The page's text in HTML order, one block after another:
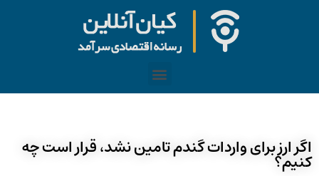
اگر ارز برای واردات گندم تامین نشد، قرار است چه
کنیم؟